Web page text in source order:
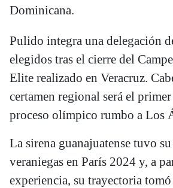
Dominicana.
Pulido integra una delegación
elegidos tras el cierre del
Elite realizado en Veracruz.
certamen regional será el
proceso olímpico rumbo a Los
La sirena guanajuatense tuvo
veraniegas en París 2024 y, a
experiencia, su trayectoria